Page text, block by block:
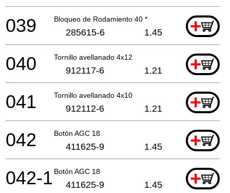
Bloqueo de Rodamiento 40 * +
039 285615-6 1.45
Tornillo avellanado 4x12 +
040 912117-6 1.21
Tornillo avellanado 4x10 +
041 912112-6 1.21
Botón AGC 18 +
042 411625-9 1.45
Botón AGC 18 +
042-1 411625-9 1.45